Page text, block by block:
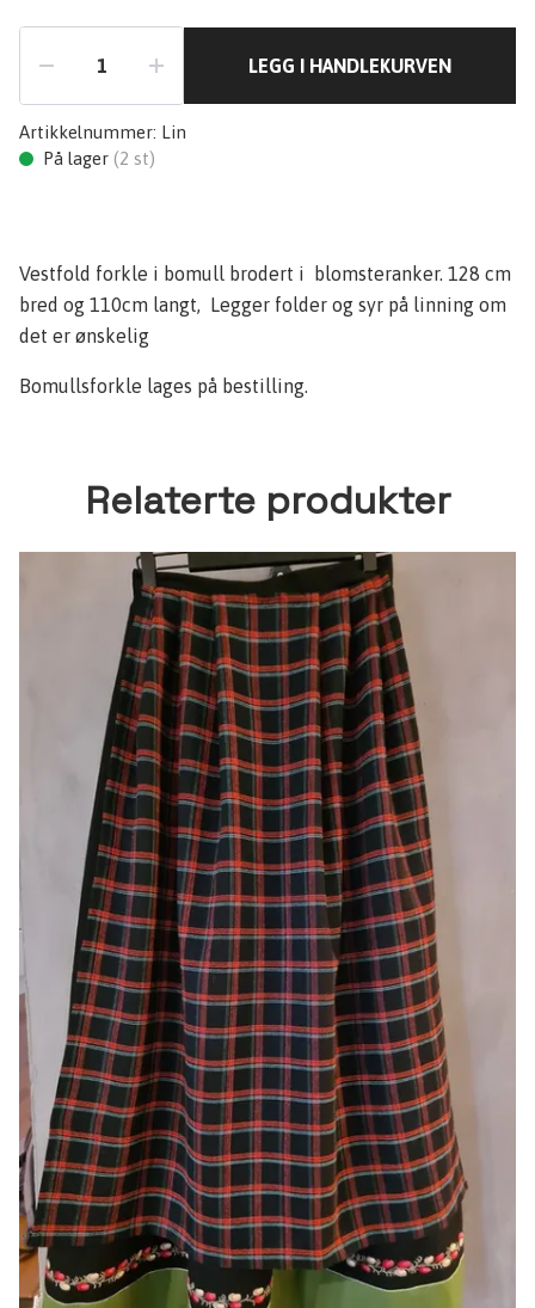
LEGG I HANDLEKURVEN
Artikkelnummer: Lin
På lager (2 st)
Vestfold forkle i bomull brodert i blomsteranker. 128 cm
bred og 110cm langt, Legger folder og syr på linning om
det er ønskelig
Bomullsforkle lages på bestilling.
Relaterte produkter